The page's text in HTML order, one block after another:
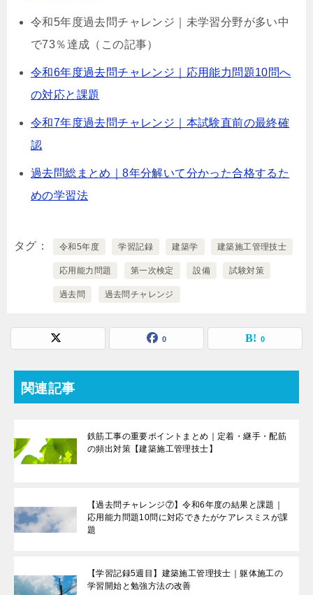
令和5年度過去問チャレンジ｜未学習分野が多い中
で73％達成（この記事）
令和6年度過去問チャレンジ｜応用能力問題10問へ
の対応と課題
令和7年度過去問チャレンジ｜本試験直前の最終確
認
過去問総まとめ｜8年分解いて分かった合格するた
めの学習法
タグ 令和5年度 学習記録 建築学 建築施工管理技士
応用能力問題 第一次検定 設備 試験対策
過去問 過去問チャレンジ
0 0
関連記事
鉄筋工事の重要ポイントまとめ｜定着・継手・配筋
の頻出対策【建築施工管理技士】
【過去問チャレンジ⑦】令和6年度の結果と課題｜
応用能力問題10問に対応できたがケアレスミスが課
題
【学習記録5週目】建築施工管理技士｜躯体施工の
学習開始と勉強方法の改善